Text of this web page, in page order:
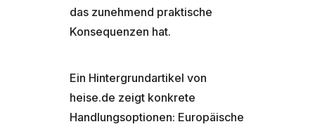
das zunehmend praktische
Konsequenzen hat.
Ein Hintergrundartikel von
heise.de zeigt konkrete
Handlungsoptionen: Europäische